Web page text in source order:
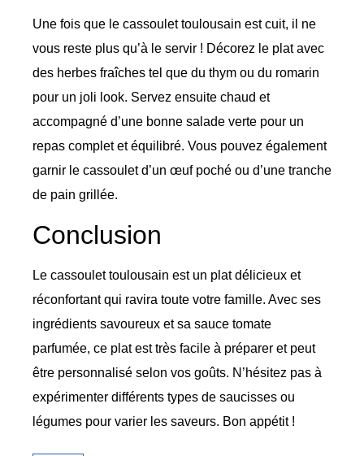
Une fois que le cassoulet toulousain est cuit, il ne
vous reste plus qu’à le servir ! Décorez le plat avec
des herbes fraîches tel que du thym ou du romarin
pour un joli look. Servez ensuite chaud et
accompagné d’une bonne salade verte pour un
repas complet et équilibré. Vous pouvez également
garnir le cassoulet d’un œuf poché ou d’une tranche
de pain grillée.
Conclusion
Le cassoulet toulousain est un plat délicieux et
réconfortant qui ravira toute votre famille. Avec ses
ingrédients savoureux et sa sauce tomate
parfumée, ce plat est très facile à préparer et peut
être personnalisé selon vos goûts. N’hésitez pas à
expérimenter différents types de saucisses ou
légumes pour varier les saveurs. Bon appétit !